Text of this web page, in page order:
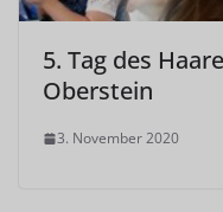
5. Tag des
Oberstein
3. November 2020